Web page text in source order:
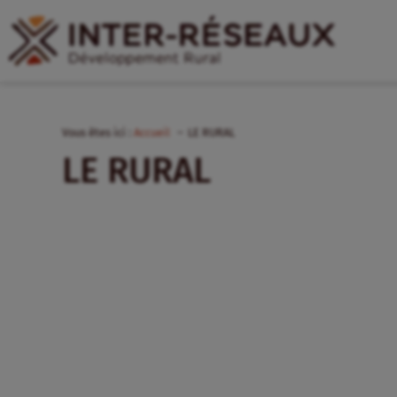
Vous êtes ici : Accueil LE RURAL
LE RURAL